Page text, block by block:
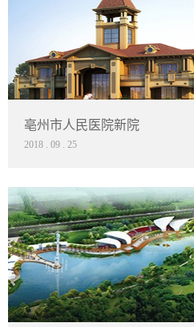
亳州市人民医院新院
2018 . 09 . 25